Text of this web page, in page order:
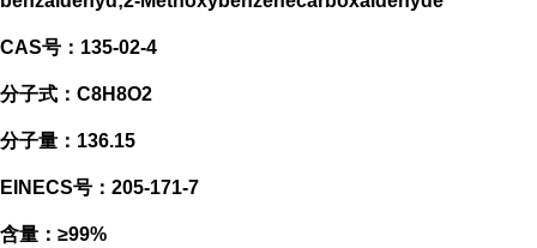
CAS号：135-02-4
分子式：C8H8O2
分子量：136.15
EINECS号：205-171-7
含量：≥99%